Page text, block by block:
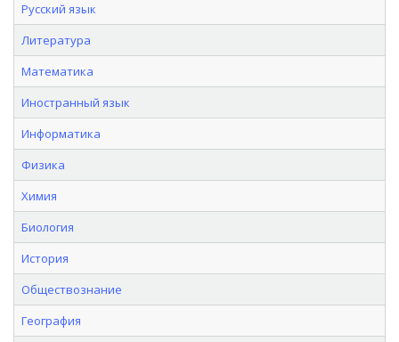
Русский язык
Литература
Математика
Иностранный язык
Информатика
Физика
Химия
Биология
История
Обществознание
География